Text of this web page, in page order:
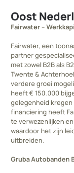
Oost
Fairwater –
Fairwater, een
partner
met zowel B2B als
Twente &
verdere groei
heeft € 150.000
gelegenheid
financiering heeft
te verwezenlijken
waardoor het zijn
uitbreiden.
Gruba Autobanden